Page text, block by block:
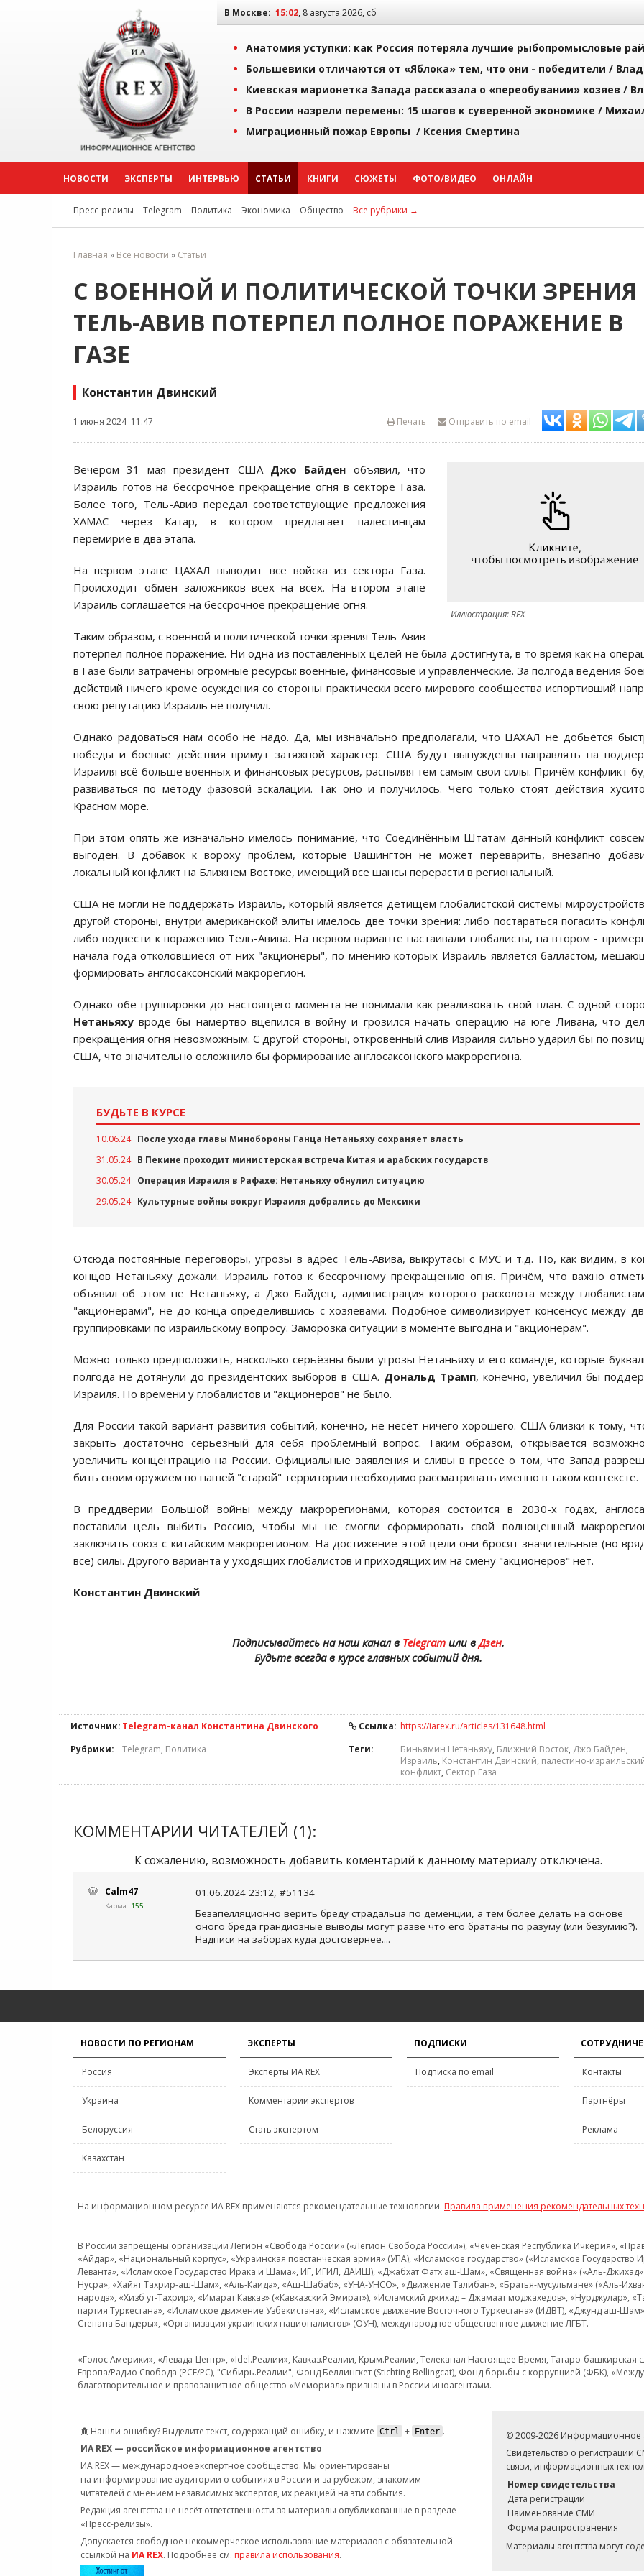
В Москве: 15:02, 8 августа 2026, сб
Анатомия уступки: как Россия потеряла лучшие рыбопромысловые
Большевики отличаются от «Яблока» тем, что они - победители /
Киевская марионетка Запада рассказала о «переобувании» хозяев /
В России назрели перемены: 15 шагов к суверенной экономике /
Миграционный пожар Европы / Ксения Смертина
НОВОСТИ ЭКСПЕРТЫ ИНТЕРВЬЮ СТАТЬИ КНИГИ СЮЖЕТЫ ФОТО/ВИДЕО ОНЛАЙН
Пресс-релизы Telegram Политика Экономика Общество Все рубрики →
Главная » Все новости » Статьи
С ВОЕННОЙ И ПОЛИТИЧЕСКОЙ ТОЧКИ ЗРЕНИЯ
ТЕЛЬ-АВИВ ПОТЕРПЕЛ ПОЛНОЕ ПОРАЖЕНИЕ В
ГАЗЕ
Константин Двинский
1 июня 2024 11:47 Отправить по email
Печать
Иллюстрация: REX
Вечером 31 мая президент США Джо Байден объявил, что
Израиль готов на бессрочное прекращение огня в секторе Газа.
Более того, Тель-Авив передал соответствующие предложения
ХАМАС через Катар, в котором предлагает палестинцам
перемирие в два этапа.
На первом этапе ЦАХАЛ выводит все войска из сектора Газа.
Происходит обмен заложников всех на всех. На втором этапе
Израиль соглашается на бессрочное прекращение огня.
Таким образом, с военной и политической точки зрения Тель-Авив
потерпел полное поражение. Ни одна из поставленных целей не была достигнута, в то время как на
в Газе были затрачены огромные ресурсы: военные, финансовые и управленческие. За полгода ведения
действий ничего кроме осуждения со стороны практически всего мирового сообщества испортивший
свою репутацию Израиль не получил.
Однако радоваться нам особо не надо. Да, мы изначально предполагали, что ЦАХАЛ не добьётся
победы и боевые действия примут затяжной характер. США будут вынуждены направлять на
Израиля всё больше военных и финансовых ресурсов, распыляя тем самым свои силы. Причём конфликт
развиваться по методу фазовой эскалации. Так оно и получилось. Чего только стоят действия
Красном море.
При этом опять же изначально имелось понимание, что Соединённым Штатам данный конфликт
выгоден. В добавок к вороху проблем, которые Вашингтон не может переварить, внезапно
локальный конфликт на Ближнем Востоке, имеющий все шансы перерасти в региональный.
США не могли не поддержать Израиль, который является детищем глобалистской системы
другой стороны, внутри американской элиты имелось две точки зрения: либо постараться погасить
либо подвести к поражению Тель-Авива. На первом варианте настаивали глобалисты, на втором -
начала года отколовшиеся от них "акционеры", по мнению которых Израиль является балластом,
формировать англосаксонский макрорегион.
Однако обе группировки до настоящего момента не понимали как реализовать свой план. С одной
Нетаньяхувроде бы намертво вцепился в войну и грозился начать операцию на юге Ливана, что
прекращения огня невозможным. С другой стороны, откровенный слив Израиля сильно ударил бы по
США, что значительно осложнило бы формирование англосаксонского макрорегиона.
БУДЬТЕ В КУРСЕ
10.06.24 После ухода главы Минобороны Ганца Нетаньяху сохраняет власть
31.05.24 В Пекине проходит министерская встреча Китая и арабских государств
30.05.24 Операция Израиля в Рафахе: Нетаньяху обнулил ситуацию
29.05.24 Культурные войны вокруг Израиля добрались до Мексики
Отсюда постоянные переговоры, угрозы в адрес Тель-Авива, выкрутасы с МУС и т.д. Но, как видим, в
концов Нетаньяху дожали. Израиль готов к бессрочному прекращению огня. Причём, что важно
объявил об этом не Нетаньяху, а Джо Байден, администрация которого расколота между
"акционерами", не до конца определившись с хозяевами. Подобное символизирует консенсус между
группировками по израильскому вопросу. Заморозка ситуации в моменте выгодна и "акционерам".
Можно только предположить, насколько серьёзны были угрозы Нетаньяху и его команде, которые
полгода не дотянули до президентских выборов в США. Дональд Трамп, конечно, увеличил бы
Израиля. Но времени у глобалистов и "акционеров" не было.
Для России такой вариант развития событий, конечно, не несёт ничего хорошего. США близки к тому,
закрыть достаточно серьёзный для себя проблемный вопрос. Таким образом, открывается
увеличить концентрацию на России. Официальные заявления и сливы в прессе о том, что Запад
бить своим оружием по нашей "старой" территории необходимо рассматривать именно в таком контексте.
В преддверии Большой войны между макрорегионами, которая состоится в 2030-х годах,
поставили цель выбить Россию, чтобы мы не смогли сформировать свой полноценный
заключить союз с китайским макрорегионом. На достижение этой цели они бросят значительные (но
все) силы. Другого варианта у уходящих глобалистов и приходящих им на смену "акционеров" нет.
Константин Двинский
Подписывайтесь на наш канал в Telegramили вДзен.
Будьте всегда в курсе главных событий дня.
Источник: Telegram-канал Константина Двинского Ссылка: https://iarex.ru/articles/131648.html
Рубрики:
Telegram, Политика Теги: Биньямин Нетаньяху, Ближний Восток, Джо Байден,
Израиль, Константин Двинский, палестино-
конфликт, Сектор Газа
КОММЕНТАРИИ ЧИТАТЕЛЕЙ (1):
К сожалению, возможность добавить коментарий к данному материалу отключена.
Calm47
Карма: 155
01.06.2024 23:12, #51134
Безапелляционно верить бреду страдальца по деменции, а тем более делать на основе
оного бреда грандиозные выводы могут разве что его братаны по разуму (или безумию?).
Надписи на заборах куда достовернее....
НОВОСТИ ПО РЕГИОНАМ
Россия
Украина
Белоруссия
Казахстан
ЭКСПЕРТЫ
Эксперты ИА REX
Комментарии экспертов
Стать экспертом
ПОДПИСКИ
Подписка по email Контакты
Партнёры
Реклама
На информационном ресурсе ИА REX применяются рекомендательные технологии. Правила применения рекомендательных
В России запрещены организации Легион «Свобода России» («Легион Свобода России»), «Чеченская Республика Ичкерия»,
«Айдар», «Национальный корпус», «Украинская повстанческая армия» (УПА), «Исламское государство» («Исламское
Леванта», «Исламское Государство Ирака и Шама», ИГ, ИГИЛ, ДАИШ), «Джабхат Фатх аш-Шам», «Священная война» («Аль-Джихад»
Нусра», «Хайят Тахрир-аш-Шам», «Аль-Каида», «Аш-Шабаб», «УНА-УНСО», «Движение Талибан», «Братья-мусульмане» («Аль-
народа», «Хизб ут-Тахрир», «Имарат Кавказ» («Кавказский Эмират»), «Исламский джихад – Джамаат моджахедов», «Нурджулар»,
партия Туркестана», «Исламское движение Узбекистана», «Исламское движение Восточного Туркестана» (ИДВТ), «Джунд аш-
Степана Бандеры», «Организация украинских националистов» (ОУН), международное общественное движение ЛГБТ.
«Голос Америки», «Левада-Центр», «Idel.Реалии», Кавказ.Реалии, Крым.Реалии, Телеканал Настоящее Время, Татаро-
Европа/Радио Свобода (PCE/PC), "Сибирь.Реалии", Фонд Беллингкет (Stichting Bellingcat), Фонд борьбы с коррупцией (ФБК),
благотворительное и правозащитное общество «Мемориал» признаны в России иноагентами.
Нашли ошибку? Выделите текст, содержащий ошибку, и нажмите Ctrl + Enter .
ИА REX — российское информационное агентство
ИА REX — международное экспертное сообщество. Мы ориентированы
на информирование аудитории о событиях в России и за рубежом, знакомим
читателей с мнением независимых экспертов, их реакцией на эти события.
Редакция агентства не несёт ответственности за материалы опубликованные в разделе
«Пресс-релизы».
Допускается свободное некоммерческое использование материалов с обязательной
ссылкой на ИА REX. Подробнее см. правила использования.
© 2009-2026 Информационное
Свидетельство о
связи, информационных
Номер свидетельства
Дата регистрации
Наименование СМИ
Форма распространения
Материалы агентства могут